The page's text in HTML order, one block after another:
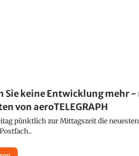
Sie keine Entwicklung mehr
von aeroTELEGRAPH
pünktlich zur Mittagszeit die